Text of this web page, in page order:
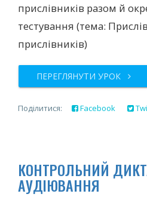
прислівників разом й
тестування (тема:
прислiвників)
ПЕРЕГЛЯНУТИ УРОК
Поділитися: Facebook
КОНТРОЛЬНИЙ
АУДІЮВАННЯ